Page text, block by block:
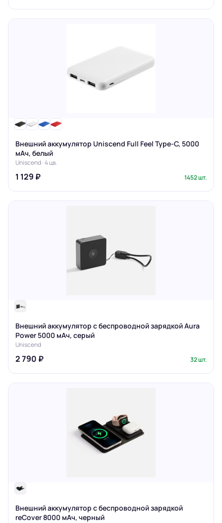
Внешний аккумулятор Uniscend Full Feel Type-C, 5000
мАч, белый
Uniscend · 4 цв.
1 129 ₽ 1452 шт.
Внешний аккумулятор с беспроводной зарядкой Aura
Power 5000 мАч, серый
Uniscend
2 790 ₽ 32 шт.
Внешний аккумулятор с беспроводной зарядкой
reCover 8000 мАч, черный